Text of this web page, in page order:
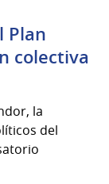
Plan
colectiva
la
del